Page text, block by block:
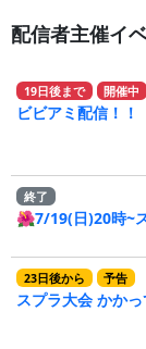
配信者主催イ
19日後まで 開催中
ビビアミ配信！！
終了
🌺7/19(日)20時~
23日後から 予告
スプラ大会 かか